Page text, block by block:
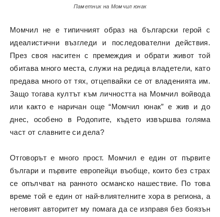
Паметник на Момчил юнак
Момчил не е типичният образ на български герой с
идеалистични възгледи и последователни действия.
През своя наситен с премеждия и обрати живот той
обитава много места, служи на редица владетели, като
предава много от тях, отцепвайки се от владенията им.
Защо тогава култът към личността на Момчил войвода
или както е наричан още “Момчил юнак” е жив и до
днес, особено в Родопите, където извършва голяма
част от славните си дела?
Отговорът е много прост. Момчил е един от първите
българи и първите европейци въобще, които без страх
се опълчват на ранното османско нашествие. По това
време той е един от най-влиятелните хора в региона, а
неговият авторитет му помага да се изправя без боязън